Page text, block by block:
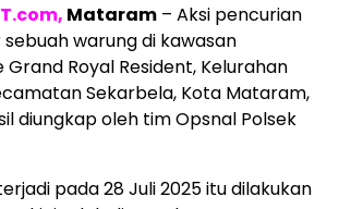
Mataram – Aksi pencurian
warung di kawasan
Grand Royal Resident, Kelurahan
Sekarbela, Kota Mataram,
diungkap oleh tim Opsnal Polsek
pada 28 Juli 2025 itu dilakukan